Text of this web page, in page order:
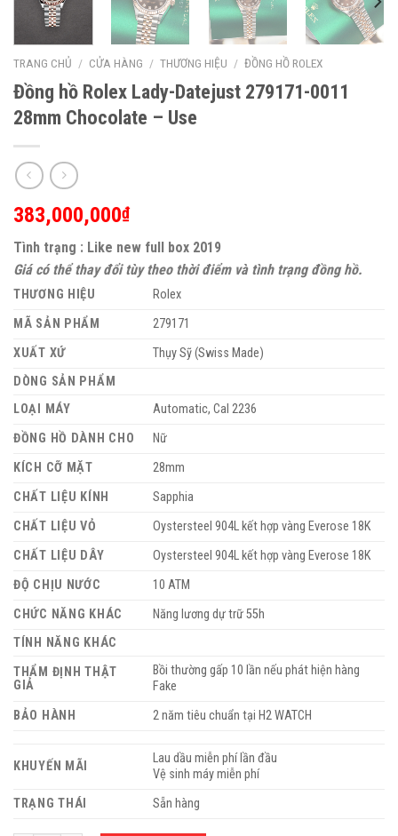
TRANG CHỦ / CỬA HÀNG / THƯƠNG HIỆU / ĐỒNG HỒ ROLEX
Đồng hồ Rolex Lady-Datejust 279171-0011
28mm Chocolate – Use
383,000,000₫
Tình trạng : Like new full box 2019
Giá có thể thay đổi tùy theo thời điểm và tình trạng đồng hồ.
THƯƠNG HIỆU
Rolex
MÃ SẢN PHẨM
279171
XUẤT XỨ
Thụy Sỹ (Swiss Made)
DÒNG SẢN PHẨM
LOẠI MÁY
Automatic, Cal 2236
ĐỒNG HỒ DÀNH CHO
Nữ
KÍCH CỠ MẶT
28mm
CHẤT LIỆU KÍNH
Sapphia
CHẤT LIỆU VỎ
Oystersteel 904L kết hợp vàng Everose 18K
CHẤT LIỆU DÂY
Oystersteel 904L kết hợp vàng Everose 18K
ĐỘ CHỊU NƯỚC
10 ATM
CHỨC NĂNG KHÁC
Năng lương dự trữ 55h
TÍNH NĂNG KHÁC
THẨM ĐỊNH THẬT
GIẢ
Bồi thường gấp 10 lần nếu phát hiện hàng
Fake
BẢO HÀNH
2 năm tiêu chuẩn tại H2 WATCH
KHUYẾN MÃI
Lau dầu miễn phí lần đầu
Vệ sinh máy miễn phí
TRẠNG THÁI
Sẵn hàng